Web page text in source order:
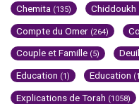
Chemita (135) Chiddoukh
Compte du Omer (264)
Couple et Famille (5) Deuil
Education (1) Education
Explications de Torah (1058)